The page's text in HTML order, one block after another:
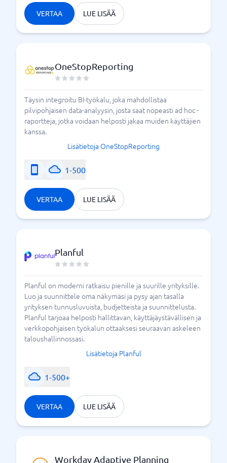
VERTAA LUE LISÄÄ
OneStopReporting
Täysin integroitu BI-työkalu, joka mahdollistaa
pilvipohjaisen data-analyysin, josta saat nopeasti ad hoc -
raportteja, jotka voidaan helposti jakaa muiden käyttäjien
kanssa.
Lisätietoja OneStopReporting
1-500
VERTAA LUE LISÄÄ
Planful
Planful on moderni ratkaisu pienille ja suurille yrityksille.
Luo ja suunnittele oma näkymäsi ja pysy ajan tasalla
yrityksen tunnusluvuista, budjetteista ja suunnittelusta.
Planful tarjoaa helposti hallittavan, käyttäjäystävällisen ja
verkkopohjaisen työkalun ottaaksesi seuraavan askeleen
taloushallinnossasi.
Lisätietoja Planful
1-500+
VERTAA LUE LISÄÄ
Workday Adaptive Planning